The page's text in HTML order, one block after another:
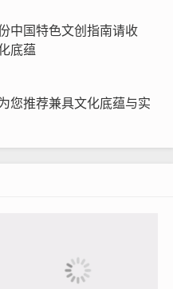
中国特色文创指南请收
底蕴
您推荐兼具文化底蕴与实